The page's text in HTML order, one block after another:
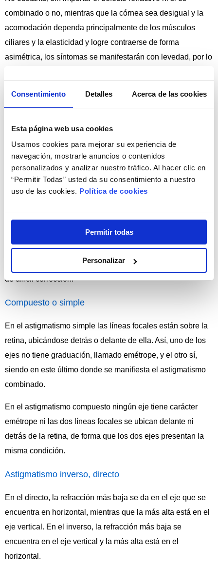
Consentimiento Detalles Acerca de las cookies
Esta página web usa cookies
Usamos cookies para mejorar su experiencia de
navegación, mostrarle anuncios o contenidos
personalizados y analizar nuestro tráfico. Al hacer clic en
“Permitir Todas” usted da su consentimiento a nuestro
uso de las cookies. Política de cookies
Permitir todas
Personalizar
combinado o no, mientras que la córnea sea desigual y la
acomodación dependa principalmente de los músculos
ciliares y la elasticidad y logre contraerse de forma
asimétrica, los síntomas se manifestarán con levedad, por lo
Tipos de Astigmatismo
Existen diferentes tipos de astigmatismo:
Irregular o regular
se encuentran situados en un ángulo recto. Es el más
En el astigmatismo irregular, los ejes principales de los ojos
están situados en un ángulo recto con respecto al otro. Es
de difícil corrección.
Compuesto o simple
En el astigmatismo simple las líneas focales están sobre la
retina, ubicándose detrás o delante de ella. Así, uno de los
ejes no tiene graduación, llamado emétrope, y el otro sí,
siendo en este último donde se manifiesta el astigmatismo
combinado.
En el astigmatismo compuesto ningún eje tiene carácter
emétrope ni las dos líneas focales se ubican delante ni
detrás de la retina, de forma que los dos ejes presentan la
misma condición.
Astigmatismo inverso, directo
En el directo, la refracción más baja se da en el eje que se
encuentra en horizontal, mientras que la más alta está en el
eje vertical. En el inverso, la refracción más baja se
encuentra en el eje vertical y la más alta está en el
horizontal.